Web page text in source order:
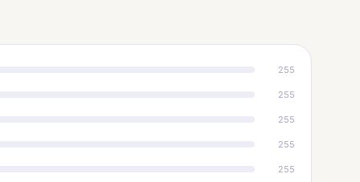
255
255
255
255
255